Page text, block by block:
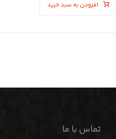
افزودن به سبد خرید
تماس با ما